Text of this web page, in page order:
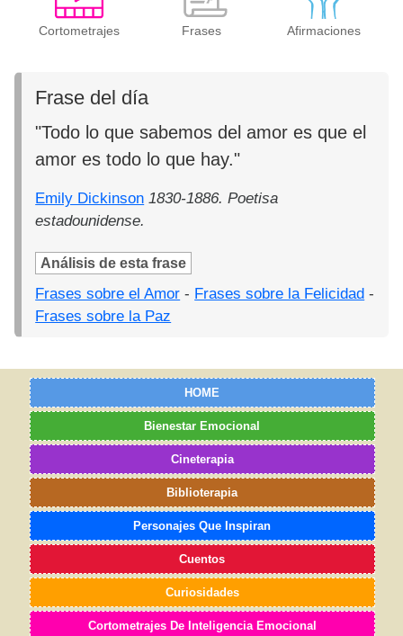
Cortometrajes Frases Afirmaciones
Frase del día
"Todo lo que sabemos del amor es que el
amor es todo lo que hay."
Emily Dickinson 1830-1886. Poetisa
estadounidense.
Análisis de esta frase
Frases sobre el Amor - Frases sobre la Felicidad -
Frases sobre la Paz
HOME
Bienestar Emocional
Cineterapia
Biblioterapia
Personajes Que Inspiran
Cuentos
Curiosidades
Cortometrajes De Inteligencia Emocional